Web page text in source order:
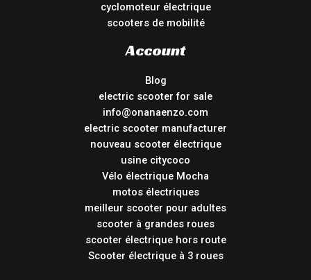
cyclomoteur électrique
scooters de mobilité
Account
Blog
electric scooter for sale
info@onanaenzo.com
electric scooter manufacturer
nouveau scooter électrique
usine citycoco
Vélo électrique Mocha
motos électriques
meilleur scooter pour adultes
scooter à grandes roues
scooter électrique hors route
Scooter électrique à 3 roues